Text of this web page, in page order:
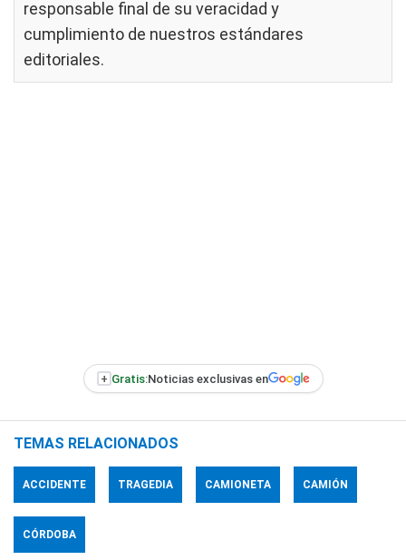
responsable final de su veracidad y
cumplimiento de nuestros estándares
editoriales.
+ Gratis:Noticias exclusivas en
TEMAS RELACIONADOS
ACCIDENTE TRAGEDIA CAMIONETA CAMIÓN
CÓRDOBA